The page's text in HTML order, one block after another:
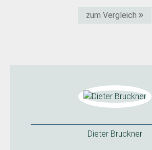
zum Vergleich
Dieter Bruckner